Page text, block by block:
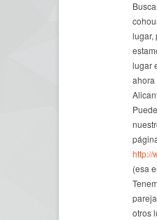
lugar,
lugar
ahora
http://
(esa
otros